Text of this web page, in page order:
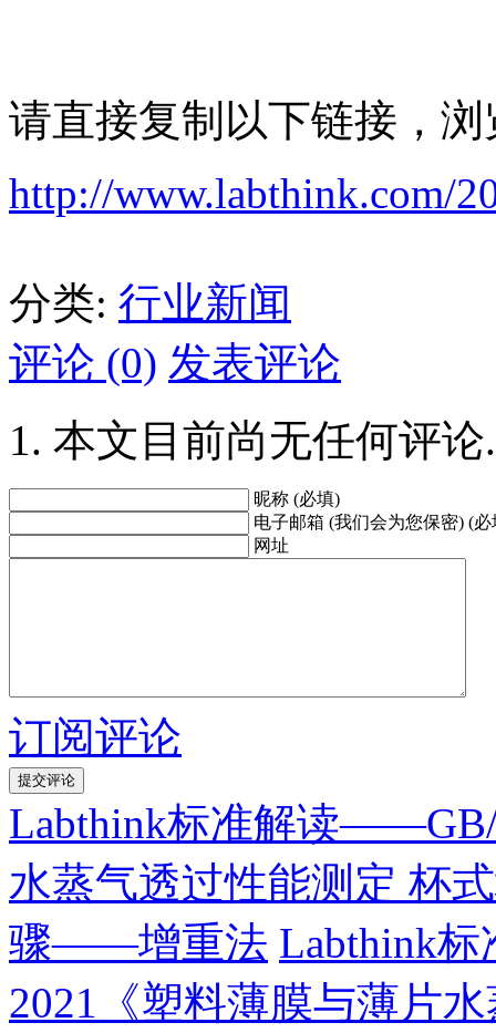
请直接复制以下链接，
http://www.labthink.com/
分类: 行业新闻
评论 (0) 发表评论
本文目前尚无任何评论.
昵称 (必填)
电子邮箱 (我们会为您保密) (必
网址
订阅评论
Labthink标准解读——GB/
水蒸气透过性能测定 杯
骤——增重法 Labthink
2021《塑料薄膜与薄片